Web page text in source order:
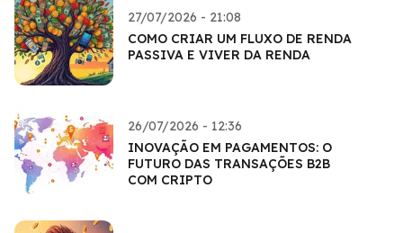
27/07/2026 - 21:08
COMO CRIAR UM FLUXO DE RENDA
PASSIVA E VIVER DA RENDA
26/07/2026 - 12:36
INOVAÇÃO EM PAGAMENTOS: O
FUTURO DAS TRANSAÇÕES B2B
COM CRIPTO